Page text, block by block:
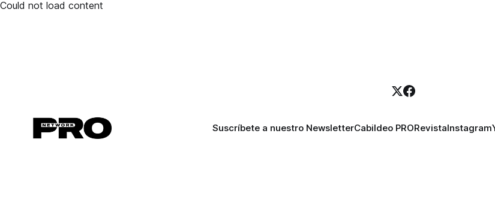
Could not load content
Suscríbete a nuestro NewsletterCabildeo PRORevistaInstagram